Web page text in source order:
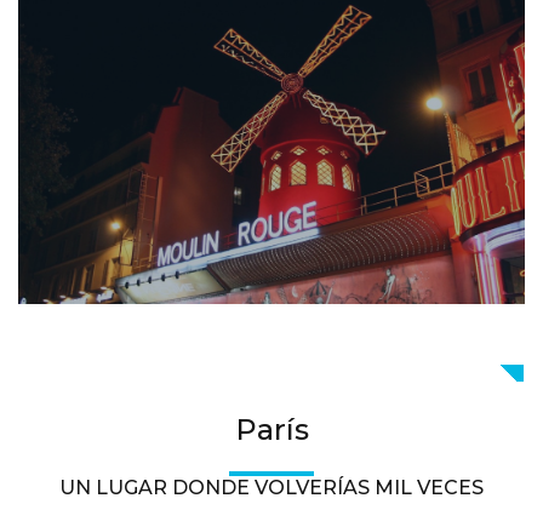
París
UN LUGAR DONDE VOLVERÍAS MIL VECES